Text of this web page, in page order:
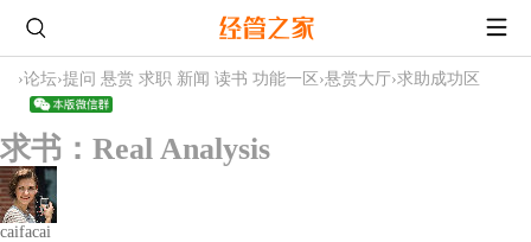
›论坛›提问 悬赏 求职 新闻 读书 功能一区 ›悬赏大厅›求助成功区
求书：Real Analysis
caifacai